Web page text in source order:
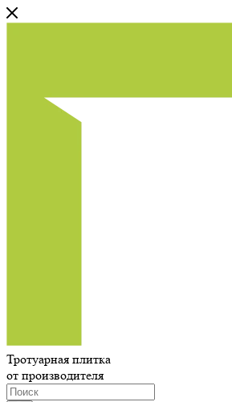
Тротуарная плитка
от производителя